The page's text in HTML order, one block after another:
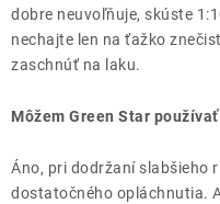
dobre neuvoľňuje, skúste
nechajte len na ťažko
zaschnúť na laku.
Môžem Green Star
Áno, pri dodržaní slabšieho
dostatočného opláchnutia.